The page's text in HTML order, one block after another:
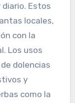
Estos
locales,
con la
Los usos
dolencias
y
como la